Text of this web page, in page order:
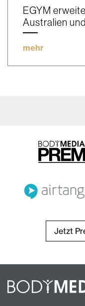
EGYM
Australien
mehr
Jetzt